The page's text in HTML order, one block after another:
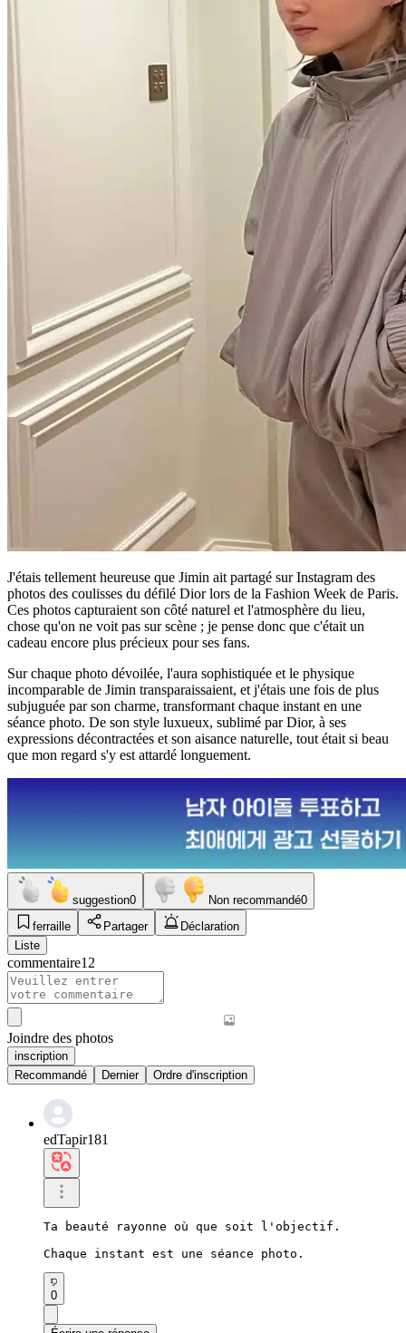
J'étais tellement heureuse que Jimin ait partagé sur Instagram des
photos des coulisses du défilé Dior lors de la Fashion Week de Paris.
Ces photos capturaient son côté naturel et l'atmosphère du lieu,
chose qu'on ne voit pas sur scène ; je pense donc que c'était un
cadeau encore plus précieux pour ses fans.
Sur chaque photo dévoilée, l'aura sophistiquée et le physique
incomparable de Jimin transparaissaient, et j'étais une fois de plus
subjuguée par son charme, transformant chaque instant en une
séance photo. De son style luxueux, sublimé par Dior, à ses
expressions décontractées et son aisance naturelle, tout était si beau
que mon regard s'y est attardé longuement.
suggestion0 Non recommandé0
ferraille
Partager
Déclaration
Liste
commentaire12
Joindre des photos
inscription
Recommandé
Dernier Ordre d'inscription
edTapir181
Ta beauté rayonne où que soit l'objectif.
Chaque instant est une séance photo.
0